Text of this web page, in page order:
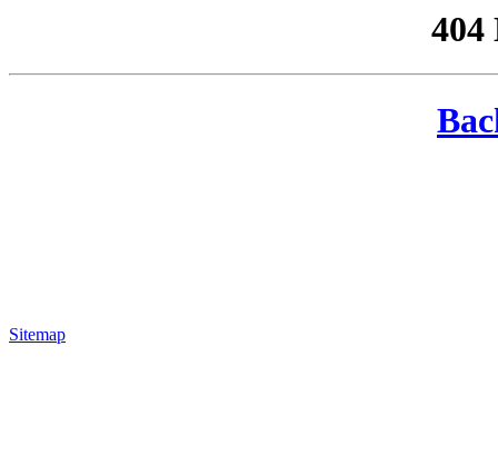
404
Sitemap